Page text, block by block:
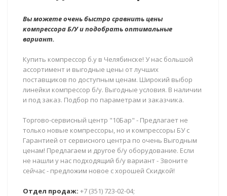
Вы можете очень быстро сравнить цены
компрессора Б/У и подобрать оптимальные
вариант.
Купить компрессор б.у в Челябинске! У нас большой
ассортимент и выгодные цены от лучших
поставщиков по доступным ценам. Широкий выбор
линейки компрессор б/у. Выгодные условия. В наличии
и под заказ. Подбор по параметрам и заказчика.
Торгово-сервисный центр "10Бар" - Предлагает не
только новые компрессоры, но и компрессоры БУ с
Гарантией от сервисного центра по очень Выгодным
ценам! Предлагаем и другое б/у оборудование. Если
не нашли у нас подходящий б/у вариант - Звоните
сейчас - предложим новое с хорошей Скидкой!
Отдел продаж: +7 (351) 723-02-04;